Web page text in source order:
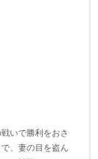
いで勝利をおさ
、妻の目を盗ん